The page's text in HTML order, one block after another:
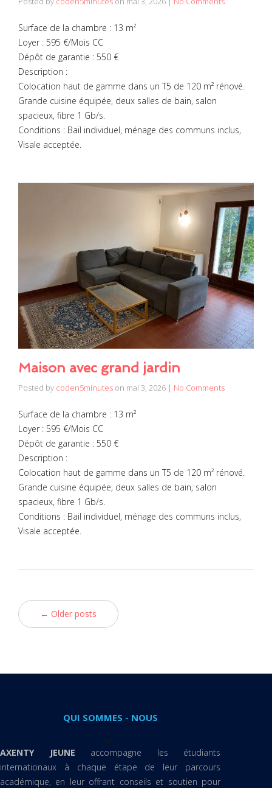
Surface de la chambre : 13 m²
Loyer : 595 €/Mois CC
Dépôt de garantie : 550 €
Description :
Colocation haut de gamme dans un T5 de 120 m² rénové.
Grande cuisine équipée, deux salles de bain, salon
spacieux, fibre 1 Gb/s.
Conditions : Bail individuel, ménage des communs inclus,
Visale acceptée.
Maison avec grand jardin
Posted by coden5minutes on mai 3, 2026 | No Comments
Surface de la chambre : 13 m²
Loyer : 595 €/Mois CC
Dépôt de garantie : 550 €
Description :
Colocation haut de gamme dans un T5 de 120 m² rénové.
Grande cuisine équipée, deux salles de bain, salon
spacieux, fibre 1 Gb/s.
Conditions : Bail individuel, ménage des communs inclus,
Visale acceptée.
← Older posts
QUI SOMMES - NOUS
AXENTY JEUNE accompagne les étudiants
internationaux à chaque étape de leur parcours
académique, en leur offrant conseils et soutien pour